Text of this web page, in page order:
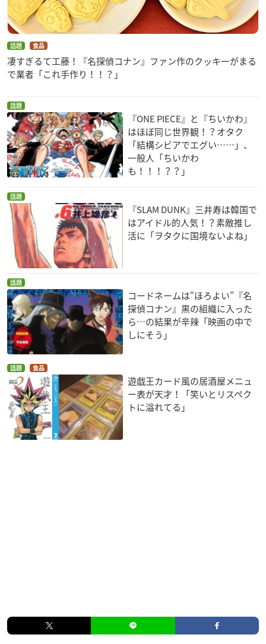
話題 食品
凄すぎるて工藤！『名探偵コナン』ファン作のクッキーがまる
で業者「これ手作り！！？」
話題
『ONE PIECE』と『ちいかわ』
はほぼ同じ世界観！？オタク
「結構シビアでエグい……」、
一般人「ちいかわ
も！！！？？」
話題
『SLAM DUNK』三井寿は韓国で
はアイドル的人気！？素敵推し
活に「ヲタクに国境ないよね」
話題
コードネームは“ほろよい”『名
探偵コナン』黒の組織に入った
ら…の結果が辛辣「映画の中で
しにそう」
話題 食品
遊戯王カード風の居酒屋メニュ
ー表が天才！「笑いとリスペク
トに溢れてる」